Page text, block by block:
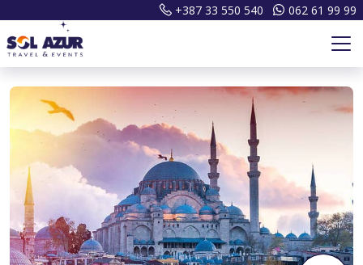
+387 33 550 540 062 61 99 99